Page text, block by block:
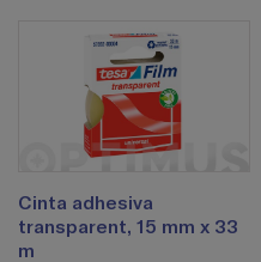
Cinta adhesiva
transparent, 15 mm x 33
m